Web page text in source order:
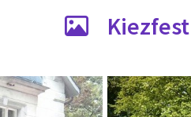
Kiezfest